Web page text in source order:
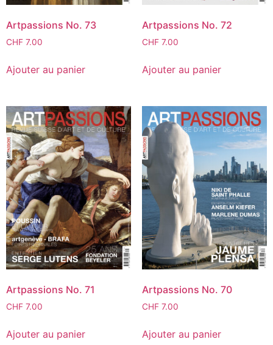
Artpassions No. 73
CHF 7.00
Ajouter au panier
Artpassions No. 72
CHF7.00
Ajouter au panier
Artpassions No. 71
CHF 7.00
Ajouter au panier
Artpassions No. 70
CHF7.00
Ajouter au panier